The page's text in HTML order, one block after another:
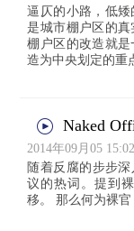
逼仄的小路，低
是城市棚户区的
棚户区的改造就
造为中央划定的重
Naked
2014年09月05
随着反腐的步步
议的热词。提到
移。 那么何为裸